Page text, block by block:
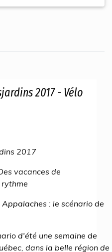
2017 - Vélo
2017
vacances de
: le scénario de
d'été une semaine de
dans la belle région de